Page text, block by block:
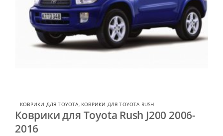
КОВРИКИ ДЛЯ TOYOTA КОВРИКИ ДЛЯ TOYOTA RUSH
Коврики для Toyota Rush J200 2006-
2016